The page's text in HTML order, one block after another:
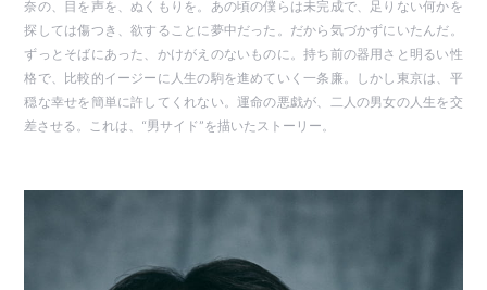
奈の、目を声を、ぬくもりを。あの頃の僕らは未完成で、足りない何かを
探しては傷つき、欲することに夢中だった。だから気づかずにいたんだ。
ずっとそばにあった、かけがえのないものに。持ち前の器用さと明るい性
格で、比較的イージーに人生の駒を進めていく一条廉。しかし東京は、平
穏な幸せを簡単に許してくれない。運命の悪戯が、二人の男女の人生を交
差させる。これは、“男サイド”を描いたストーリー。